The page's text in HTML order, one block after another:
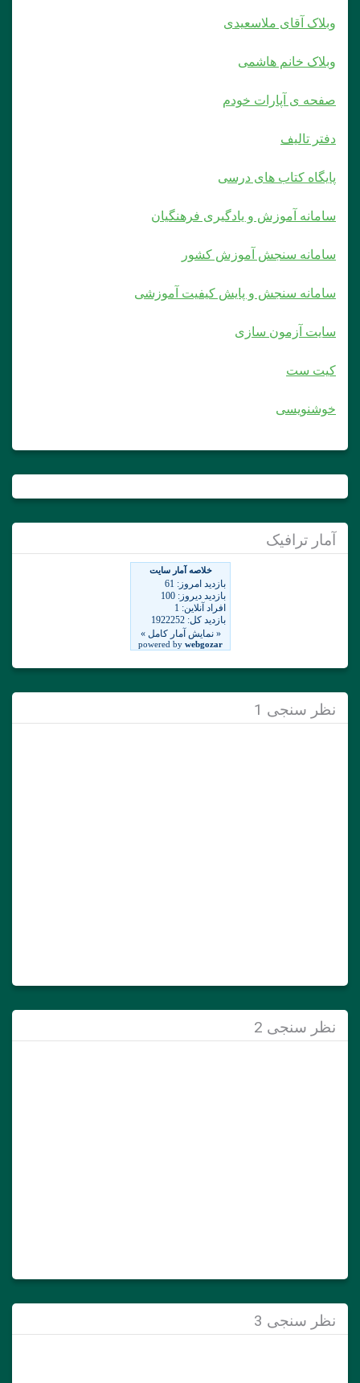
وبلاک آقای ملاسعیدی
وبلاک خانم هاشمی
صفحه ی آپارات خودم
دفتر تالیف
پایگاه کتاب های درسی
سامانه آموزش و یادگیری فرهنگیان
سامانه سنجش آموزش کشور
سامانه سنجش و پایش کیفیت آموزشی
سایت آزمون سازی
کیت ست
خوشنویسی
آمار ترافیک
نظر سنجی 1
نظر سنجی 2
نظر سنجی 3